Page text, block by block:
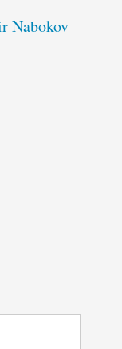
Nabokov